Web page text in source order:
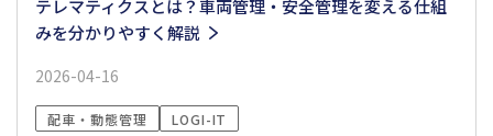
テレマティクスとは？車両管理・安全管理を変える仕組
みを分かりやすく解説
2026-04-16
配車・動態管理 LOGI-IT